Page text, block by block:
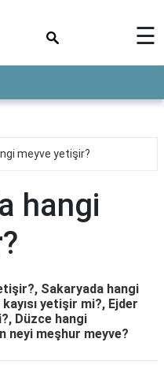
☰
meyve yetişir?
hangi
Sakaryada hangi
yetişir mi?, Ejder
Düzce hangi
neyi meşhur meyve?